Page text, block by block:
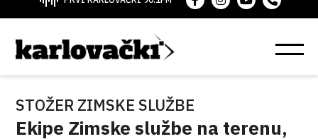
STOŽER ZIMSKE SLUŽBE
Ekipe Zimske službe na terenu,